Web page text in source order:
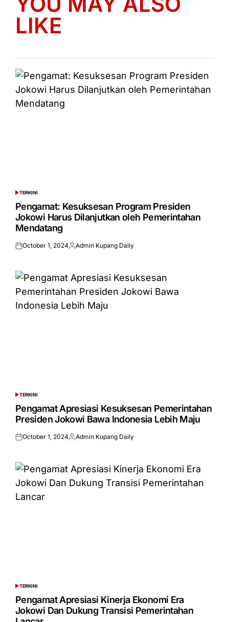
LIKE
POSTED
IN
TERKINI
Pengamat: Kesuksesan Program Presiden
Jokowi Harus Dilanjutkan oleh Pemerintahan
Mendatang
Posted
October 1, 2024Posted
Admin Kupang Daily
POSTED
IN
TERKINI
Pengamat Apresiasi Kesuksesan Pemerintahan
Presiden Jokowi Bawa Indonesia Lebih Maju
Posted
October 1, 2024Posted
Admin Kupang Daily
POSTED
IN
TERKINI
Pengamat Apresiasi Kinerja Ekonomi Era
Jokowi Dan Dukung Transisi Pemerintahan